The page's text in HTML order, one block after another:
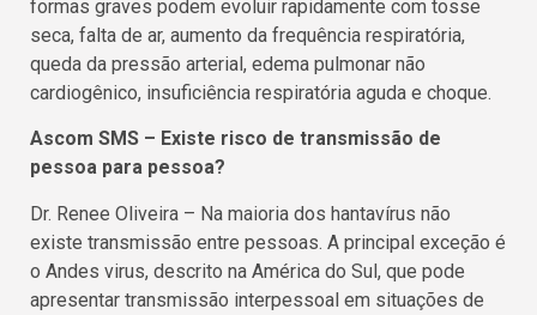
formas graves podem evoluir rapidamente com tosse
seca, falta de ar, aumento da frequência respiratória,
queda da pressão arterial, edema pulmonar não
cardiogênico, insuficiência respiratória aguda e choque.
Ascom SMS – Existe risco de transmissão de
pessoa para pessoa?
Dr. Renee Oliveira – Na maioria dos hantavírus não
existe transmissão entre pessoas. A principal exceção é
o Andes virus, descrito na América do Sul, que pode
apresentar transmissão interpessoal em situações de